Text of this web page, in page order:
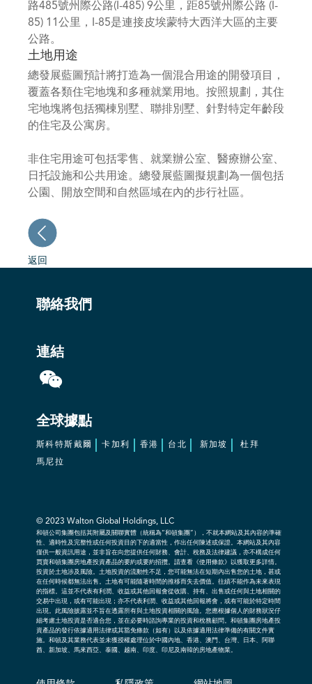
路485號州際公路(I-485) 9公里，距85號州際公路 (I-
85) 11公里，I-85是連接皮埃蒙特大西洋大區的主要
公路。
土地用途
總發展藍圖預計將打造為一個混合用途的開發項目，
覆蓋各類住宅地塊和多種就業用地。按照規劃，其住
宅地塊將包括獨棟別墅、聯排別墅、針對特定年齡段
的住宅及公寓房。
非住宅用途可包括零售、就業辦公室、醫療辦公室、
日托設施和公共用途。總發展藍圖擬規劃為一個包括
公園、開放空間和自然區域在內的步行社區。
返回
聯絡我們
連結
全球據點
斯科特斯戴爾 卡加利 香港 台北 新加坡 杜拜
馬尼拉
© 2023 Walton Global Holdings, LLC
和頓公司集團包括其附屬及關聯實體（統稱為“和頓集團”），不就本網站及其內容的準確
性、適時性及完整性或任何投資目的下的適當性，作出任何陳述或保證。本網站及其內容
僅供一般資訊用途，並非旨在向您提供任何財務、會計、稅務及法律建議，亦不構成任何
買賣和頓集團房地產投資產品的要約或要約招攬。請查看《使用條款》以獲取更多詳情。
投資於土地涉及風險。土地投資的流動性不足，您可能無法在短期內出售您的土地，甚或
在任何時候都無法出售。土地有可能隨著時間的推移而失去價值。往績不能作為未來表現
的指標。這並不代表有利潤、收益或其他回報會從收購、持有、出售或任何與土地相關的
交易中出現，或有可能出現；亦不代表利潤、收益或其他回報將會，或有可能於特定時間
出現。此風險披露並不旨在透露所有與土地投資相關的風險。您應根據個人的財務狀況仔
細考慮土地投資是否適合您，並在必要時諮詢專業的投資和稅務顧問。和頓集團房地產投
資產品的發行依據適用法律或其豁免條款（如有）以及依據適用法律準備的有關文件實
施。和頓及其業務代表並未獲授權處理位於中國內地、香港、澳門、台灣、日本、阿聯
酋、新加坡、馬來西亞、泰國、越南、印度、印尼及南韓的房地產物業。